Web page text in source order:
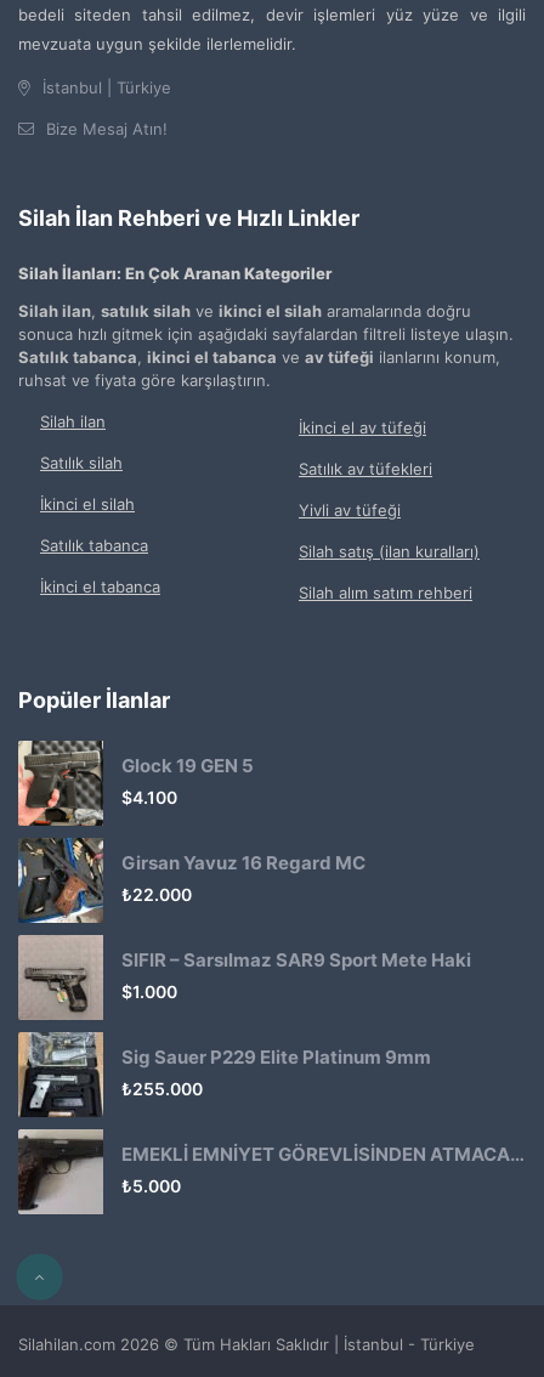
bedeli siteden tahsil edilmez, devir işlemleri yüz yüze ve ilgili
mevzuata uygun şekilde ilerlemelidir.
İstanbul | Türkiye
Bize Mesaj Atın!
Silah İlan Rehberi ve Hızlı Linkler
Silah İlanları: En Çok Aranan Kategoriler
Silah ilan, satılık silah ve ikinci el silah aramalarında doğru
sonuca hızlı gitmek için aşağıdaki sayfalardan filtreli listeye ulaşın.
Satılık tabanca, ikinci el tabanca ve av tüfeği ilanlarını konum,
ruhsat ve fiyata göre karşılaştırın.
Silah ilan
Satılık silah
İkinci el silah
Satılık tabanca
İkinci el tabanca
İkinci el av tüfeği
Satılık av tüfekleri
Yivli av tüfeği
Silah satış (ilan kuralları)
Silah alım satım rehberi
Popüler İlanlar
Glock 19 GEN 5
$4.100
Girsan Yavuz 16 Regard MC
₺22.000
SIFIR – Sarsılmaz SAR9 Sport Mete Haki
$1.000
Sig Sauer P229 Elite Platinum 9mm
₺255.000
EMEKLİ EMNİYET GÖREVLİSİNDEN ATMACA 53 KLASİK14
₺5.000
Silahilan.com 2026 © Tüm Hakları Saklıdır | İstanbul - Türkiye